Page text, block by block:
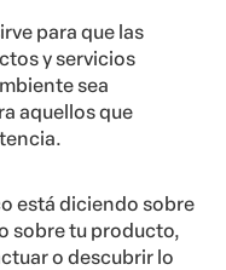
para que las
y servicios
sea
aquellos que
está diciendo sobre
sobre tu producto,
o descubrir lo